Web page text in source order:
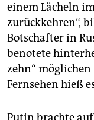
einem Lächeln
zurückkehren“,
Botschafter in
benotete
zehn“
Fernsehen hieß